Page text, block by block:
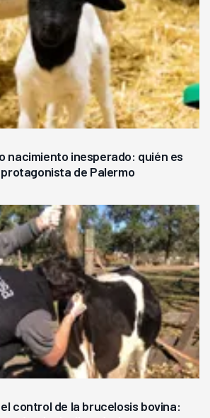
nacimiento inesperado: quién es
de Palermo
control de la brucelosis bovina: